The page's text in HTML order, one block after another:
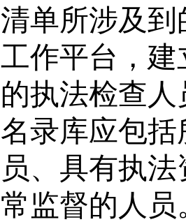
清单所涉及
工作平台，
的执法检查
名录库应包
员、具有执
常监督的人